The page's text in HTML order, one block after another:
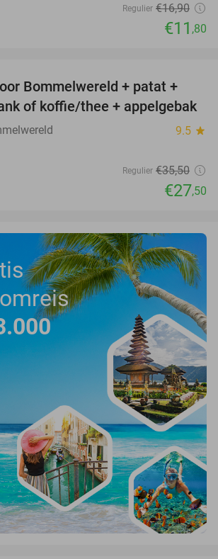
Regulier €16,90
€11 ,80
23%
Bommelwereld + patat +
of koffie/thee + appelgebak
9.5 star
Regulier €35,50
€27,50